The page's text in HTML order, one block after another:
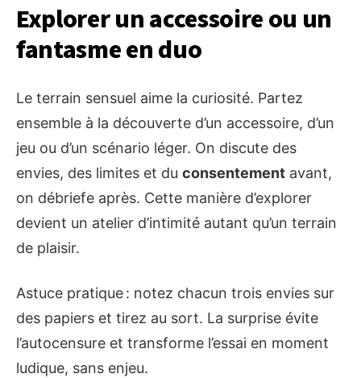
Explorer un accessoire ou un
fantasme en duo
Le terrain sensuel aime la curiosité. Partez
ensemble à la découverte d’un accessoire, d’un
jeu ou d’un scénario léger. On discute des
envies, des limites et du consentement avant,
on débriefe après. Cette manière d’explorer
devient un atelier d’intimité autant qu’un terrain
de plaisir.
Astuce pratique : notez chacun trois envies sur
des papiers et tirez au sort. La surprise évite
l’autocensure et transforme l’essai en moment
ludique, sans enjeu.